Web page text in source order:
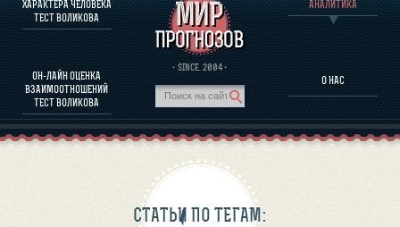
ХАРАКТЕРА ЧЕЛОВЕКА
ТЕСТ ВОЛИКОВА
ОН-ЛАЙН ОЦЕНКА
ВЗАИМООТНОШЕНИЙ
ТЕСТ ВОЛИКОВА
· SINCE. 2004 ·
АНАЛИТИКА
О НАС
ОЦЕНКА ХАРАКТЕРA ЧЕЛОВЕКА
ОЦЕНКА ХАРАКТЕРА ВЫДАЮЩИХСЯ ЛИЧНОСТЕЙ
О ПРОГРАММЕ
ПРОГНОЗЫ И АНАЛИТИКА
СТАТЬИ ПО ТЕГАМ: